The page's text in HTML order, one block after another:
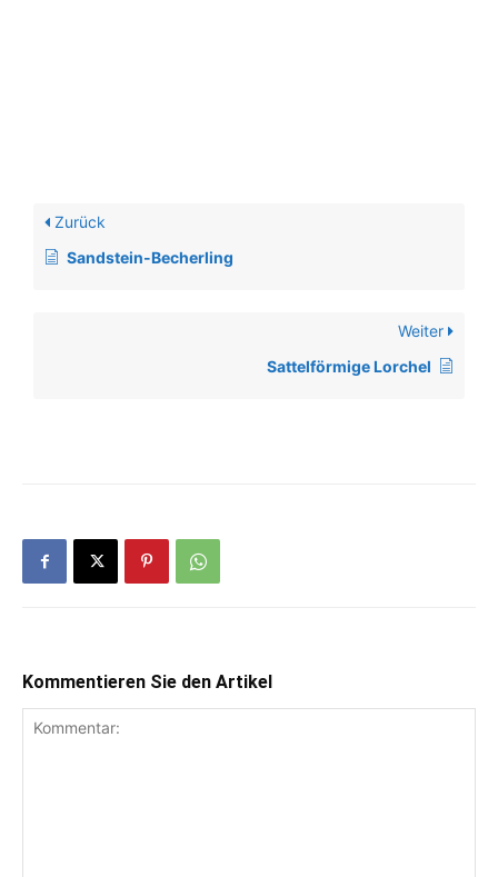
Zurück
Sandstein-Becherling
Weiter
Sattelförmige Lorchel
Kommentieren Sie den Artikel